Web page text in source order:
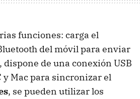
funciones: carga el
del móvil para enviar
de una conexión USB
y Mac para sincronizar el
, se pueden utilizar los